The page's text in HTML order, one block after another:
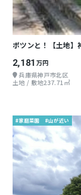
ポツンと！【土地】
2,181 万円
兵庫県神戸市北区
土地 / 敷地237.71㎡
#家庭菜園 #山が近い